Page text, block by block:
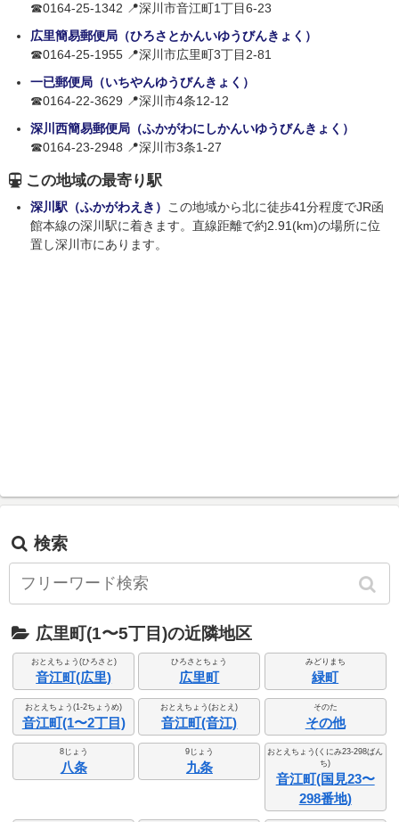
☎0164-25-1342 📍深川市音江町1丁目6-23
広里簡易郵便局（ひろさとかんいゆうびんきょく）
☎0164-25-1955 📍深川市広里町3丁目2-81
一已郵便局（いちやんゆうびんきょく）
☎0164-22-3629 📍深川市4条12-12
深川西簡易郵便局（ふかがわにしかんいゆうびんきょく）
☎0164-23-2948 📍深川市3条1-27
この地域の最寄り駅
深川駅（ふかがわえき） この地域から北に徒歩41分程度でJR函
館本線の深川駅に着きます。直線距離で約2.91(km)の場所に位
置し深川市にあります。
検索
広里町(1〜5丁目)の近隣地区
おとえちょう(ひろさと)
音江町(広里)
ひろさとちょう
広里町
みどりまち
緑町
おとえちょう(1-2ちょうめ)
音江町(1〜2丁目)
おとえちょう(おとえ)
音江町(音江)
そのた
その他
8じょう
八条
9じょう
九条
おとえちょう(くにみ23-298ばん
ち)
音江町(国見23〜
298番地)